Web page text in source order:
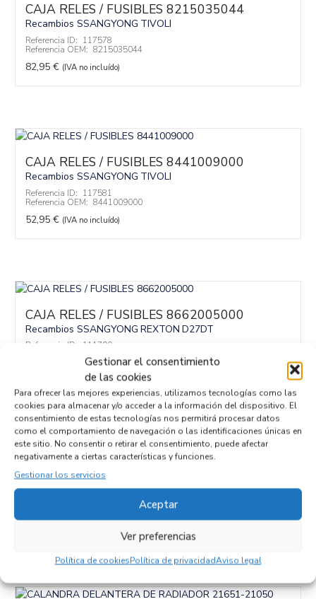
Gestionar el consentimiento
de las cookies
Para ofrecer las mejores experiencias, utilizamos tecnologías como las
cookies para almacenar y/o acceder a la información del dispositivo. El
consentimiento de estas tecnologías nos permitirá procesar datos
como el comportamiento de navegación o las identificaciones únicas en
este sitio. No consentir o retirar el consentimiento, puede afectar
negativamente a ciertas características y funciones.
Gestionar los servicios
Aceptar
Ver preferencias
Política de cookiesPolítica de privacidadAviso legal
CAJA RELES / FUSIBLES 8215035044
Recambios SSANGYONG TIVOLI
Referencia ID: 117578
Referencia OEM: 8215035044
82,95 € (IVA no incluído)
CAJA RELES / FUSIBLES 8441009000
Recambios SSANGYONG TIVOLI
Referencia ID: 117581
Referencia OEM: 8441009000
52,95 € (IVA no incluído)
CAJA RELES / FUSIBLES 8662005000
Recambios SSANGYONG REXTON D27DT
Referencia ID:
111790
Referencia OEM:
8662005000
(IVA no incluído)
CAJA RELES / FUSIBLES Y220EDP
Recambios SSANGYONG
42,95€